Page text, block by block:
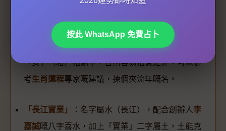
年，屬蛇、豬、虎嘅老闆要特別小心公司名沖剋。
例如，屬蛇嘅人2026年犯太歲，公司名最好避免
「亥」（豬）相關字，否則容易招惹是非。可以參
考生肖運程專家嘅建議，揀個夾流年嘅名。
「長江實業」 ：名字屬水（長江），配合創辦人李
嘉誠嘅八字喜水，加上「實業」二字屬土，土能克
按此 WhatsApp 免費占卜